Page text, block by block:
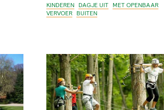
KINDEREN DAGJE UIT MET OPENBAAR
VERVOER BUITEN